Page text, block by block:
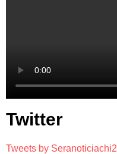
Twitter
Tweets by Seranoticiachi2